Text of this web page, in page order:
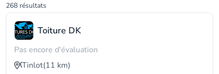
268 résultats
Toiture DK
Pas encore d'évaluation
Tinlot(11 km)